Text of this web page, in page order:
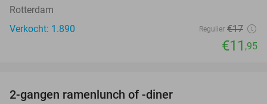
Rotterdam
Verkocht: 1.890
Regulier €17
€11 ,95
2-gangen ramenlunch of -diner